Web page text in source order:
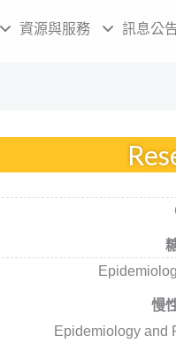
資源與服務 訊息公
慢
Epidemiology and